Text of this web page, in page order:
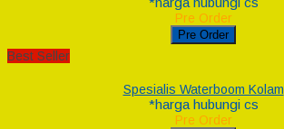
Pre Order
Pre Order
Best Seller
Spesialis Waterboom Kolam
*harga hubungi cs
Pre Order